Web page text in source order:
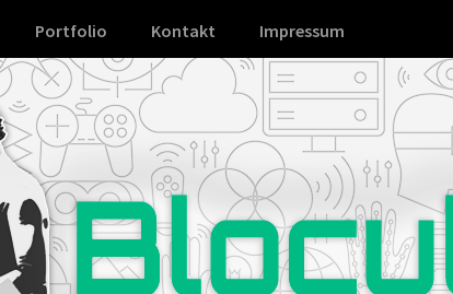
Portfolio Kontakt Impressum